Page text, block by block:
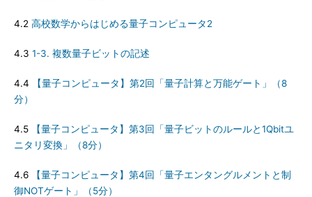
4.2 高校数学からはじめる量子コンピュータ2
4.3 1-3. 複数量子ビットの記述
4.4
【量子コンピュータ】第2回「量子計算と万能ゲート」（8
分）
4.5
【量子コンピュータ】第3回「量子ビットのルールと1Qbitユ
ニタリ変換」（8分）
4.6
【量子コンピュータ】第4回「量子エンタングルメントと制
御NOTゲート」（5分）